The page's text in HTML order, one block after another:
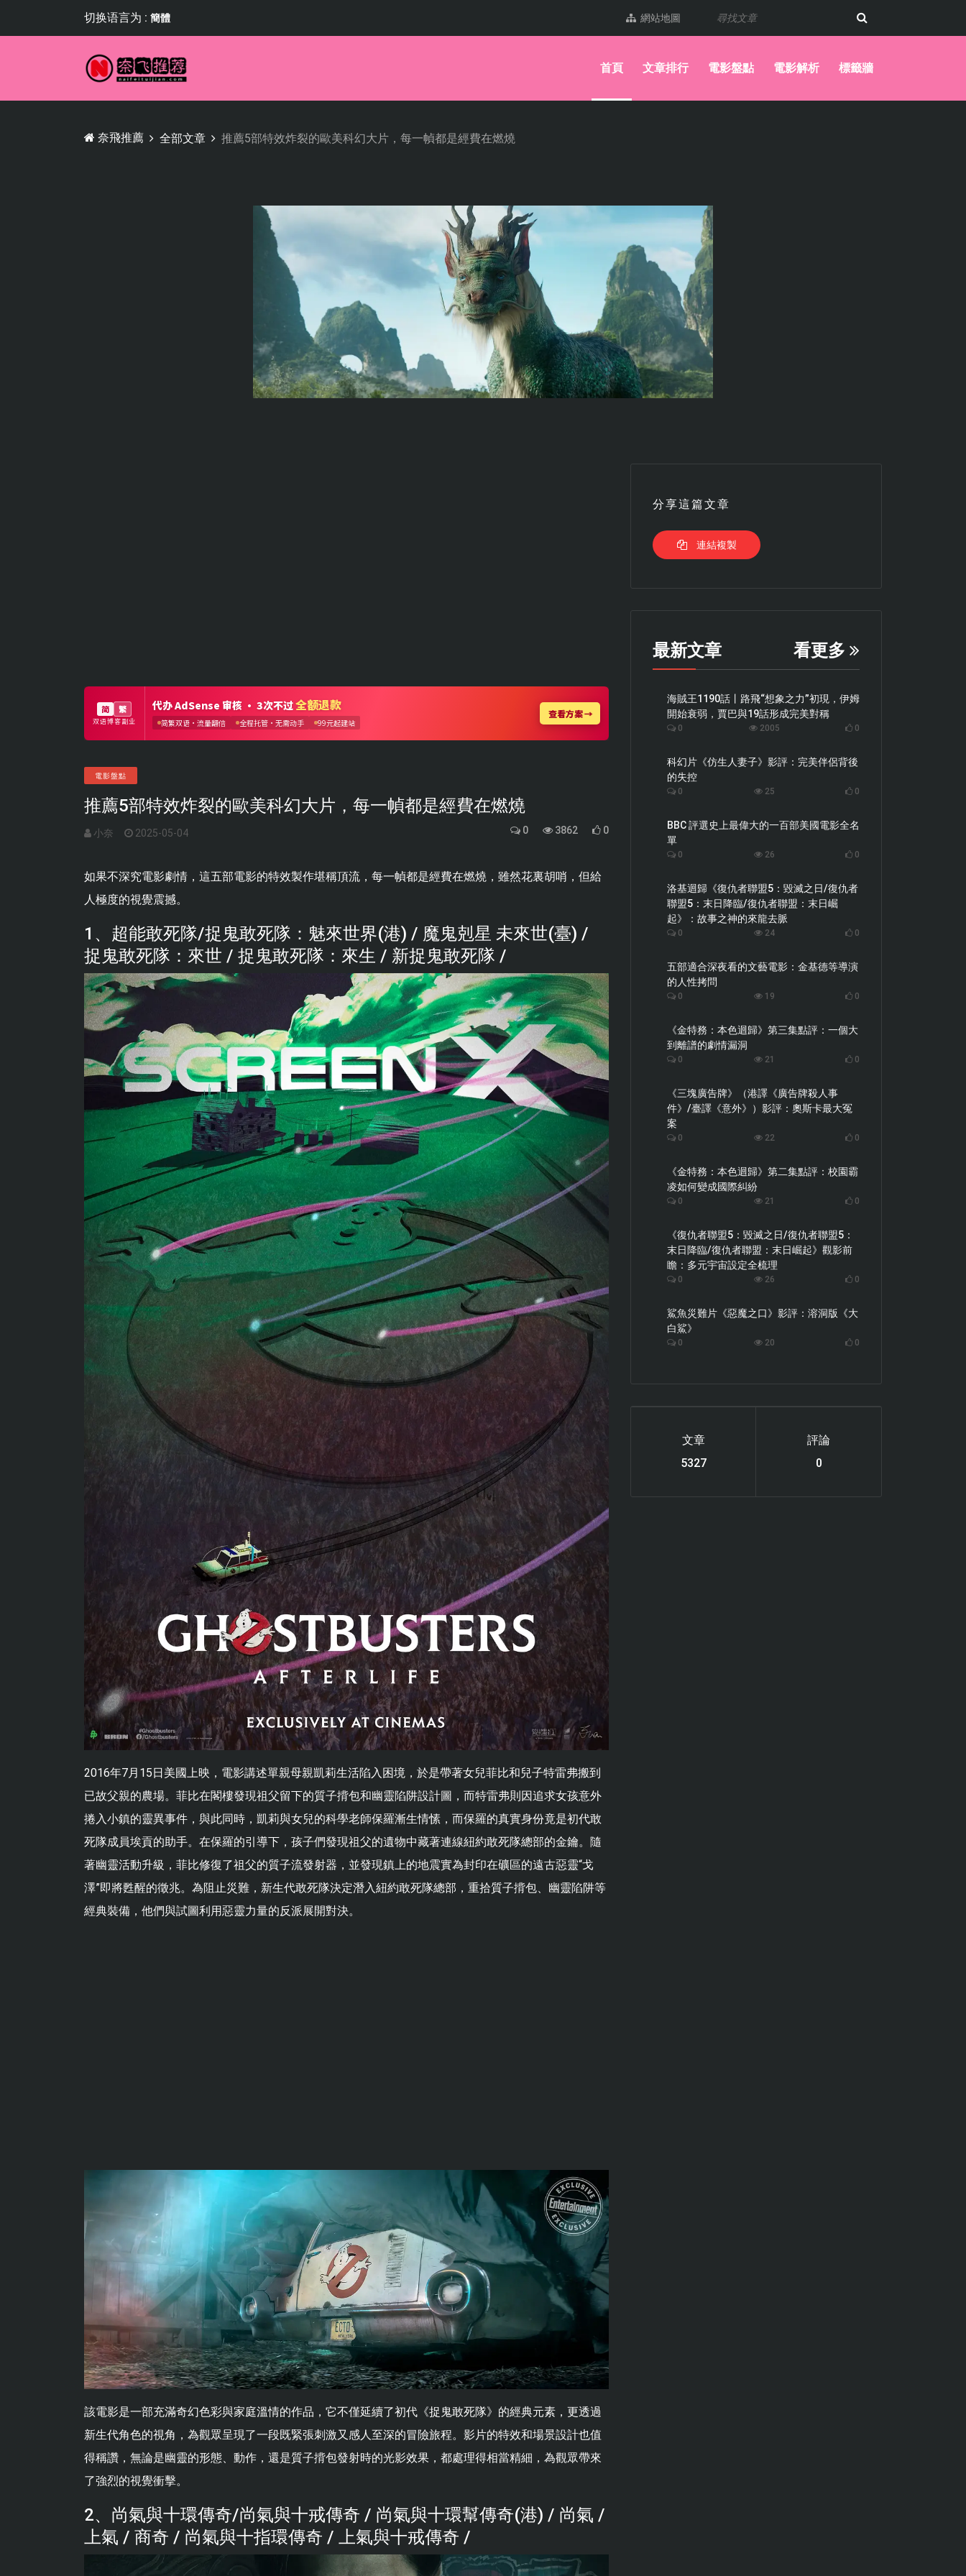
切换语言为 : 簡體 網站地圖
首頁 文章排行 電影盤點 電影解析 標籤牆
奈飛推薦 全部文章 推薦5部特效炸裂的歐美科幻大片，每一幀都是經費在燃燒
電影盤點
推薦5部特效炸裂的歐美科幻大片，每一幀都是經費在燃燒
小奈 2025-05-04 0 3862 0
如果不深究電影劇情，這五部電影的特效製作堪稱頂流，每一幀都是經費在燃燒，雖然花裏胡哨，但給
人極度的視覺震撼。
1、超能敢死隊/捉鬼敢死隊：魅來世界(港) / 魔鬼剋星 未來世(臺) /
捉鬼敢死隊：來世 / 捉鬼敢死隊：來生 / 新捉鬼敢死隊 /
2016年7月15日美國上映，電影講述單親母親凱莉生活陷入困境，於是帶著女兒菲比和兒子特雷弗搬到
已故父親的農場。菲比在閣樓發現祖父留下的質子揹包和幽靈陷阱設計圖，而特雷弗則因追求女孩意外
捲入小鎮的靈異事件，與此同時，凱莉與女兒的科學老師保羅漸生情愫，而保羅的真實身份竟是初代敢
死隊成員埃貢的助手。在保羅的引導下，孩子們發現祖父的遺物中藏著連線紐約敢死隊總部的金鑰。隨
著幽靈活動升級，菲比修復了祖父的質子流發射器，並發現鎮上的地震實為封印在礦區的遠古惡靈“戈
澤”即將甦醒的徵兆。為阻止災難，新生代敢死隊決定潛入紐約敢死隊總部，重拾質子揹包、幽靈陷阱等
經典裝備，他們與試圖利用惡靈力量的反派展開對決。
該電影是一部充滿奇幻色彩與家庭溫情的作品，它不僅延續了初代《捉鬼敢死隊》的經典元素，更透過
新生代角色的視角，為觀眾呈現了一段既緊張刺激又感人至深的冒險旅程。影片的特效和場景設計也值
得稱讚，無論是幽靈的形態、動作，還是質子揹包發射時的光影效果，都處理得相當精細，為觀眾帶來
了強烈的視覺衝擊。
2、尚氣與十環傳奇/尚氣與十戒傳奇 / 尚氣與十環幫傳奇(港) / 尚氣 /
上氣 / 商奇 / 尚氣與十指環傳奇 / 上氣與十戒傳奇 /
分享這篇文章
連結複製
最新文章 看更多
海賊王1190話丨路飛“想象之力”初現，伊姆
開始衰弱，賈巴與19話形成完美對稱
0 2005 0
科幻片《仿生人妻子》影評：完美伴侶背後
的失控
0 25 0
BBC 評選史上最偉大的一百部美國電影全名
單
0 26 0
洛基迴歸《復仇者聯盟5：毀滅之日/復仇者
聯盟5：末日降臨/復仇者聯盟：末日崛
起》：故事之神的來龍去脈
0 24 0
五部適合深夜看的文藝電影：金基德等導演
的人性拷問
0 19 0
《金特務：本色迴歸》第三集點評：一個大
到離譜的劇情漏洞
0 21 0
《三塊廣告牌》（港譯《廣告牌殺人事
件》/臺譯《意外》）影評：奧斯卡最大冤
案
0 22 0
《金特務：本色迴歸》第二集點評：校園霸
凌如何變成國際糾紛
0 21 0
《復仇者聯盟5：毀滅之日/復仇者聯盟5：
末日降臨/復仇者聯盟：末日崛起》觀影前
瞻：多元宇宙設定全梳理
0 26 0
鯊魚災難片《惡魔之口》影評：溶洞版《大
白鯊》
0 20 0
文章
6219
評論
0